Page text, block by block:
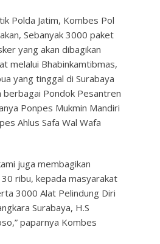
Polda Jatim, Kombes Pol
Sebanyak 3000 paket
yang akan dibagikan
melalui Bhabinkamtibmas,
yang tinggal di Surabaya
berbagai Pondok Pesantren
Ponpes Mukmin Mandiri
Ahlus Safa Wal Wafa
juga membagikan
ribu, kepada masyarakat
3000 Alat Pelindung Diri
Surabaya, H.S
paparnya Kombes